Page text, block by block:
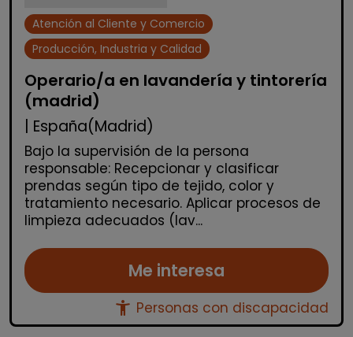
Atención al Cliente y Comercio
Producción, Industria y Calidad
Operario/a en lavandería y tintorería
(madrid)
| España(Madrid)
Bajo la supervisión de la persona
responsable: Recepcionar y clasificar
prendas según tipo de tejido, color y
tratamiento necesario. Aplicar procesos de
limpieza adecuados (lav...
Me interesa
accessibility_new Personas con discapacidad